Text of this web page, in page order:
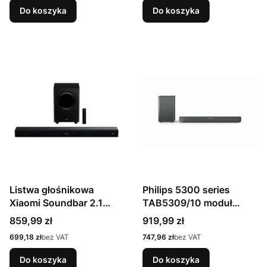
Do koszyka Do koszyka
Listwa głośnikowa
Xiaomi Soundbar 2.1
NS4-EU
Cena
859,99 zł
Cena
699,18 złbez VAT
Do koszyka
Philips 5300 series
TAB5309/10 moduł
głośników Szary 2.1 kan.
120 W
Cena
919,99 zł
Cena
747,96 złbez VAT
Do koszyka